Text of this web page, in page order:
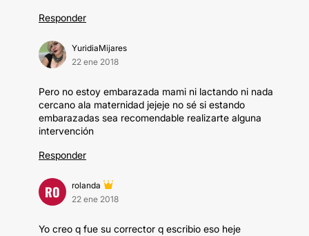
Responder
YuridiaMijares
22 ene 2018
Pero no estoy embarazada mami ni lactando ni nada
cercano ala maternidad jejeje no sé si estando
embarazadas sea recomendable realizarte alguna
intervención
Responder
RO
rolanda
22 ene 2018
Yo creo q fue su corrector q escribio eso heje